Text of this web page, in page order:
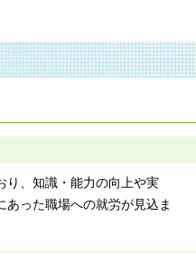
り、知識・能力の向上や実
った職場への就労が見込ま